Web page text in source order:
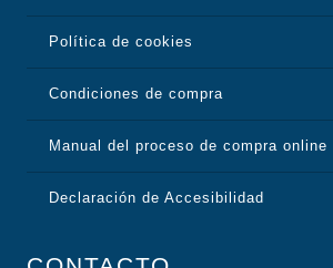
Política de cookies
Condiciones de compra
Manual del proceso de compra online
Declaración de Accesibilidad